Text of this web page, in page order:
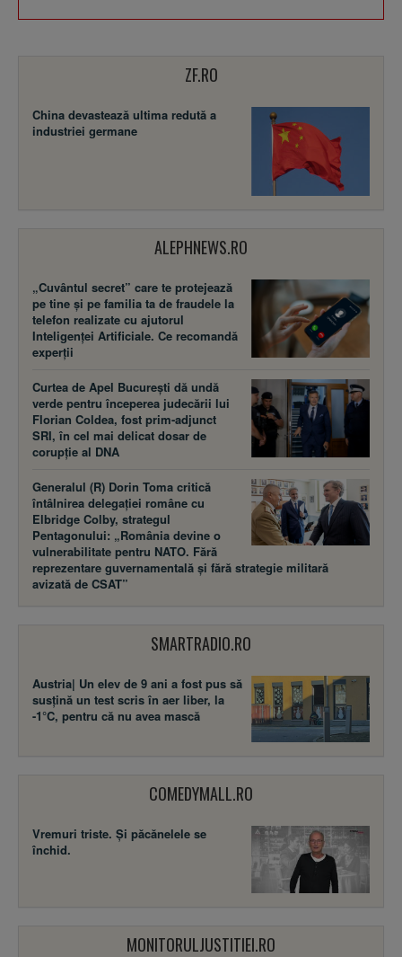
ZF.RO
China devastează ultima redută a
industriei germane
ALEPHNEWS.RO
„Cuvântul secret” care te protejează
pe tine și pe familia ta de fraudele la
telefon realizate cu ajutorul
Inteligenței Artificiale. Ce recomandă
experții
Curtea de Apel București dă undă
verde pentru începerea judecării lui
Florian Coldea, fost prim-adjunct
SRI, în cel mai delicat dosar de
corupție al DNA
Generalul (R) Dorin Toma critică
întâlnirea delegației române cu
Elbridge Colby, strategul
Pentagonului: „România devine o
vulnerabilitate pentru NATO. Fără
reprezentare guvernamentală și fără strategie militară
avizată de CSAT”
SMARTRADIO.RO
Austria| Un elev de 9 ani a fost pus să
susţină un test scris în aer liber, la
-1°C, pentru că nu avea mască
COMEDYMALL.RO
Vremuri triste. Şi păcănelele se
închid.
MONITORULJUSTITIEI.RO